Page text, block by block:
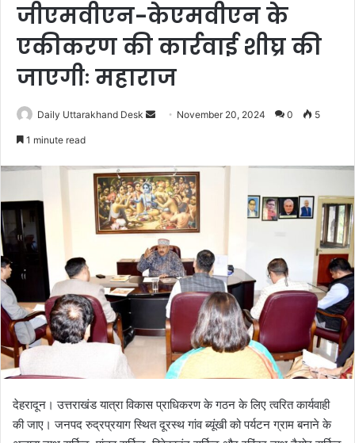
जीएमवीएन-केएमवीएन के
एकीकरण की कार्रवाई शीघ्र की
जाएगीः महाराज
Daily Uttarakhand Desk
d
a
n
e
m
a
i
November 20, 2024 0 5
1 minute read
देहरादून। उत्तराखंड यात्रा विकास प्राधिकरण के गठन के लिए त्वरित कार्यवाही
की जाए। जनपद रुद्रप्रयाग स्थित दूरस्थ गांव ब्यूंखी को पर्यटन ग्राम बनाने के